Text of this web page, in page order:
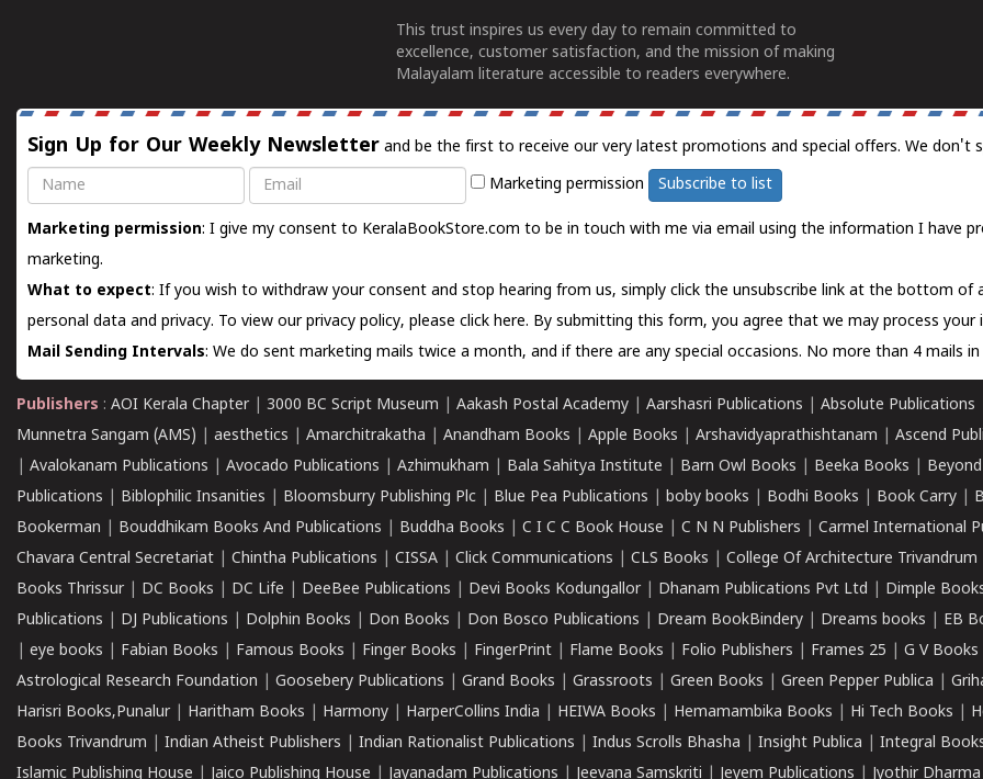
This trust inspires us every day to remain committed to
excellence, customer satisfaction, and the mission of making
Malayalam literature accessible to readers everywhere.
Sign Up for Our Weekly Newsletter and be the first to receive our very latest promotions and special offers. We don't
Name
Email Marketing permission Subscribe to list
Marketing permission: I give my consent to KeralaBookStore.com to be in touch with me via email using the information I have
marketing.
What to expect: If you wish to withdraw your consent and stop hearing from us, simply click the unsubscribe link at the bottom of
personal data and privacy. To view our privacy policy, please click here. By submitting this form, you agree that we may process
Mail Sending Intervals: We do sent marketing mails twice a month, and if there are any special occasions. No more than 4 mails
Publishers : AOI Kerala Chapter| 3000 BC Script Museum Aakash Postal Academy Aarshasri Publications Absolute Publications
Munnetra Sangam (AMS)
aesthetics Amarchitrakatha Anandham Books Apple Books Arshavidyaprathishtanam Ascend
Avalokanam Publications Avocado Publications Azhimukham Bala Sahitya Institute Barn Owl Books Beeka Books
Publications
Biblophilic Insanities Bloomsburry Publishing Plc Blue Pea Publications boby books Bodhi Books Book Carry
Bookerman
Bouddhikam Books And Publications Buddha Books C I C C Book House C N N Publishers Carmel International
Chavara Central Secretariat
Chintha Publications CISSA Click Communications CLS Books College Of Architecture Trivandrum
Books Thrissur| DC Books DC Life DeeBee Publications Devi Books Kodungallor| Dhanam Publications Pvt Ltd Dimple
Publications
DJ Publications Dolphin Books Don Books Don Bosco Publications Dream BookBindery Dreams books EB
eye books Fabian Books Famous Books Finger Books FingerPrint Flame Books Folio Publishers Frames 25 G V Books
Astrological Research Foundation
Goosebery Publications Grand Books Grassroots Green Books Green Pepper Publica
Harisri Books,Punalur| Haritham Books Harmony HarperCollins India HEIWA Books Hemamambika Books Hi Tech Books
Books Trivandrum
Indian Atheist Publishers Indian Rationalist Publications Indus Scrolls Bhasha Insight Publica Integral
Islamic Publishing House
Jaico Publishing House Jayanadam Publications Jeevana Samskriti Jeyem Publications Jyothir